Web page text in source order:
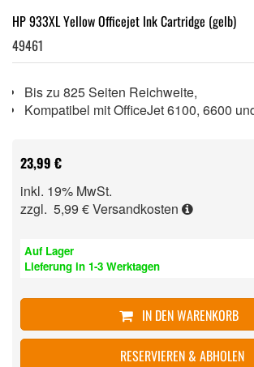
HP 933XL Yellow Officejet Ink Cartridge (gelb)
49461
Bis zu 825 Seiten Reichweite,
Kompatibel mit OfficeJet 6100, 6600
23,99 €
inkl. 19% MwSt.
zzgl. 5,99 €Versandkosten
Auf Lager
Lieferung in 1-3 Werktagen
IN DEN WARENKORB
RESERVIEREN & ABHOLEN